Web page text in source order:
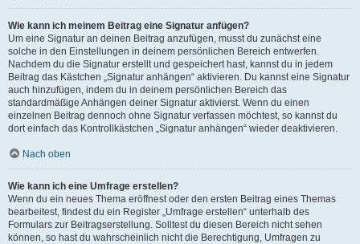
Wie kann ich meinem Beitrag eine Signatur anfügen?
Um eine Signatur an deinen Beitrag anzufügen, musst du zunächst eine
solche in den Einstellungen in deinem persönlichen Bereich entwerfen.
Nachdem du die Signatur erstellt und gespeichert hast, kannst du in jedem
Beitrag das Kästchen „Signatur anhängen“ aktivieren. Du kannst eine Signatur
auch hinzufügen, indem du in deinem persönlichen Bereich das
standardmäßige Anhängen deiner Signatur aktivierst. Wenn du einen
einzelnen Beitrag dennoch ohne Signatur verfassen möchtest, so kannst du
dort einfach das Kontrollkästchen „Signatur anhängen“ wieder deaktivieren.
Nach oben
Wie kann ich eine Umfrage erstellen?
Wenn du ein neues Thema eröffnest oder den ersten Beitrag eines Themas
bearbeitest, findest du ein Register „Umfrage erstellen“ unterhalb des
Formulars zur Beitragserstellung. Solltest du diesen Bereich nicht sehen
können, so hast du wahrscheinlich nicht die Berechtigung, Umfragen zu